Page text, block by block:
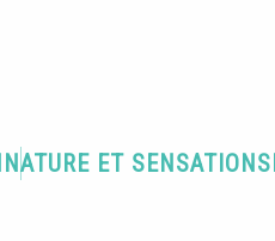
NATURE ET SENSATIONS